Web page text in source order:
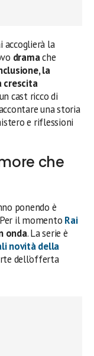
accoglierà la
dramache
la
crescita
cast ricco di
una storia
e riflessioni
che
ponendo è
il momento Rai
onda. La serie è
novità della
dell’offerta